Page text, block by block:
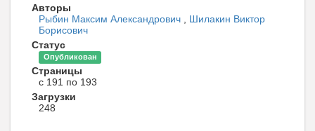
Авторы
Рыбин Максим Александрович , Шилакин Виктор
Борисович
Статус
Опубликован
Страницы
с 191 по 193
Загрузки
248